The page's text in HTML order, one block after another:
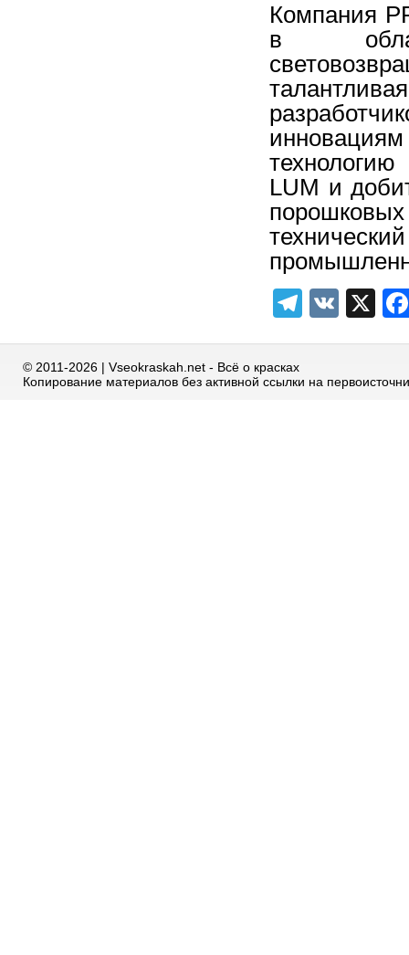
Компания
в
талантливая
инновациям
LUM и
порошковых
технический
VK X
© 2011-2026 | Vseokraskah.net - Всё о красках
Копирование материалов без активной ссылки на